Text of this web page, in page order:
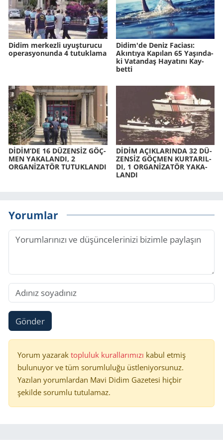
Didim merkezli uyuşturucu
operasyonunda 4 tutuklama
Didim'de Deniz Fa­ci­ası:
Akın­tı­ya Ka­pı­lan 65 Ya­şın­da­
ki Va­tan­daş Ha­ya­tı­nı Kay­
bet­ti
DİDİM’DE 16 DÜ­ZENSİZ GÖÇ­
MEN YA­KA­LAN­DI, 2
ORGANİZATÖR TU­TUK­LAN­DI
DİDİM AÇIK­LA­RIN­DA 32 DÜ­
ZENSİZ GÖÇ­MEN KUR­TA­RIL­
DI, 1 ORGANİZATÖR YA­KA­
LAN­DI
Yorumlar
Gönder
Yorum yazarak topluluk kurallarımızı kabul etmiş
bulunuyor ve tüm sorumluluğu üstleniyorsunuz.
Yazılan yorumlardan Mavi Didim Gazetesi hiçbir
şekilde sorumlu tutulamaz.